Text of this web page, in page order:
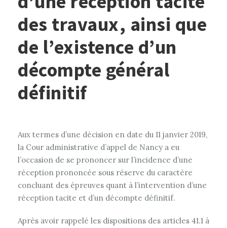
des travaux, ainsi que
de l’existence d’un
décompte général
définitif
Aux termes d’une décision en date du 11 janvier 2019,
la Cour administrative d’appel de Nancy a eu
l’occasion de se prononcer sur l’incidence d’une
réception prononcée sous réserve du caractère
concluant des épreuves quant à l’intervention d’une
réception tacite et d’un décompte définitif.
Après avoir rappelé les dispositions des articles 41.1 à